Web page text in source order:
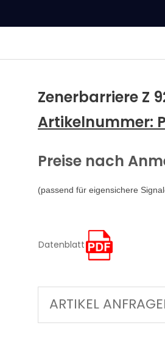
Zenerbarriere Z
Artikelnummer:
Preise nach
(passend für eigensichere
Datenblatt
ARTIKEL